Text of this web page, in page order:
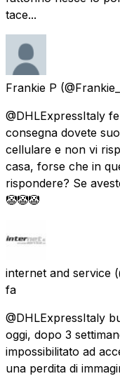
tace...
Frankie P
@DHLExpressItaly
consegna dovete
cellulare e non vi
casa, forse che in
rispondere? Se
🤡🤡🤡
internet and service
fa
@DHLExpressItaly
oggi, dopo 3
impossibilitato ad
una perdita di